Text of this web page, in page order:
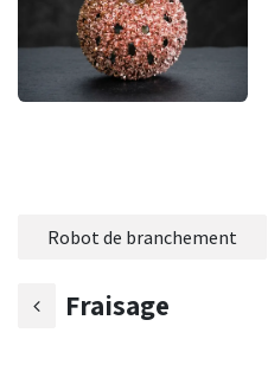
Robot de branchement
Fraisage